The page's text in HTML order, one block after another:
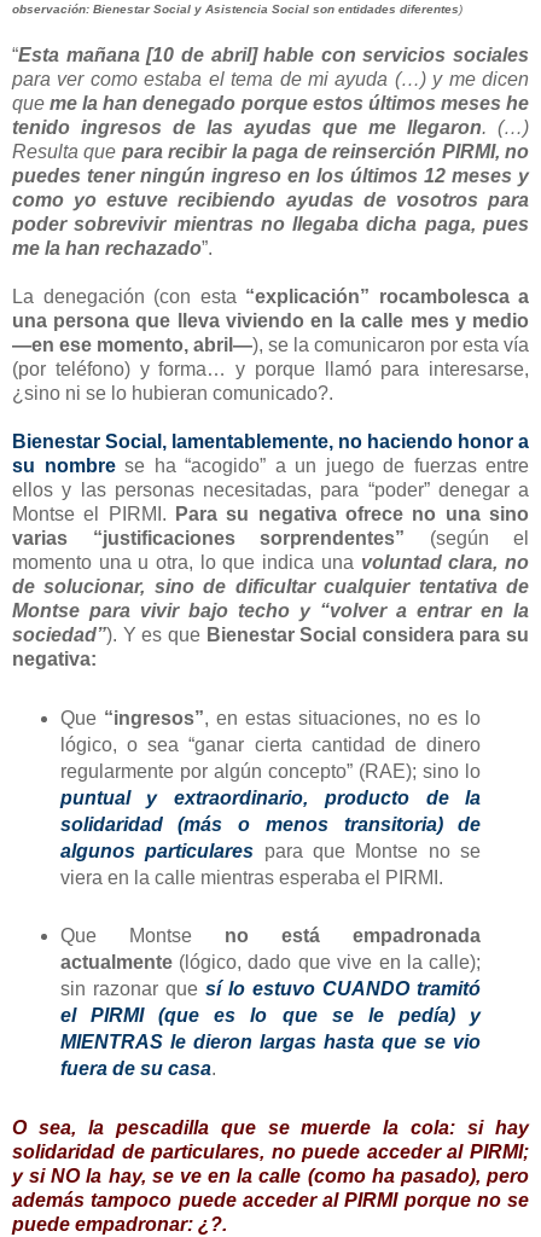
observación: Bienestar Social y Asistencia Social son entidades diferentes)
“Esta mañana [10 de abril] hable con servicios sociales
para ver como estaba el tema de mi ayuda (…) y me dicen
queme la han denegado porque estos últimos meses he
tenido ingresos de las ayudas que me llegaron. (…)
Resulta que para recibir la paga de reinserción PIRMI, no
puedes tener ningún ingreso en los últimos 12 meses y
como yo estuve recibiendo ayudas de vosotros para
poder sobrevivir mientras no llegaba dicha paga, pues
me la han rechazado”.
La denegación (con esta “explicación” rocambolesca a
una persona que lleva viviendo en la calle mes y medio
—en ese momento, abril—), se la comunicaron por esta vía
(por teléfono) y forma… y porque llamó para interesarse,
¿sino ni se lo hubieran comunicado?.
Bienestar Social, lamentablemente, no haciendo honor a
su nombrese ha “acogido” a un juego de fuerzas entre
ellos y las personas necesitadas, para “poder” denegar a
Montse el PIRMI.
Para su negativa ofrece no una sino
varias “justificaciones sorprendentes” (según el
momento una u otra, lo que indica una voluntad clara, no
de solucionar, sino de dificultar cualquier tentativa de
Montse para vivir bajo techo y “volver a entrar en la
sociedad”). Y es que Bienestar Social considera para su
negativa:
Que “ingresos”, en estas situaciones, no es lo
lógico, o sea “ganar cierta cantidad de dinero
regularmente por algún concepto” (RAE); sino lo
puntual y extraordinario, producto de la
solidaridad (más o menos transitoria) de
algunos particulares para que Montse no se
viera en la calle mientras esperaba el PIRMI.
Que Montse no está empadronada
actualmente(lógico, dado que vive en la calle);
sin razonar que sí lo estuvo CUANDO tramitó
el PIRMI (que es lo que se le pedía) y
MIENTRAS le dieron largas hasta que se vio
fuera de su casa.
O sea, la pescadilla que se muerde la cola: si hay
solidaridad de particulares, no puede acceder al PIRMI;
y si NO la hay, se ve en la calle (como ha pasado), pero
además tampoco puede acceder al PIRMI porque no se
puede empadronar: ¿?.